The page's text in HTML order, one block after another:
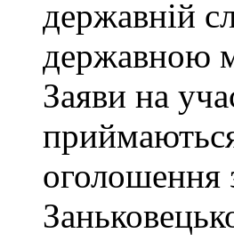
державній
державною
Заяви на